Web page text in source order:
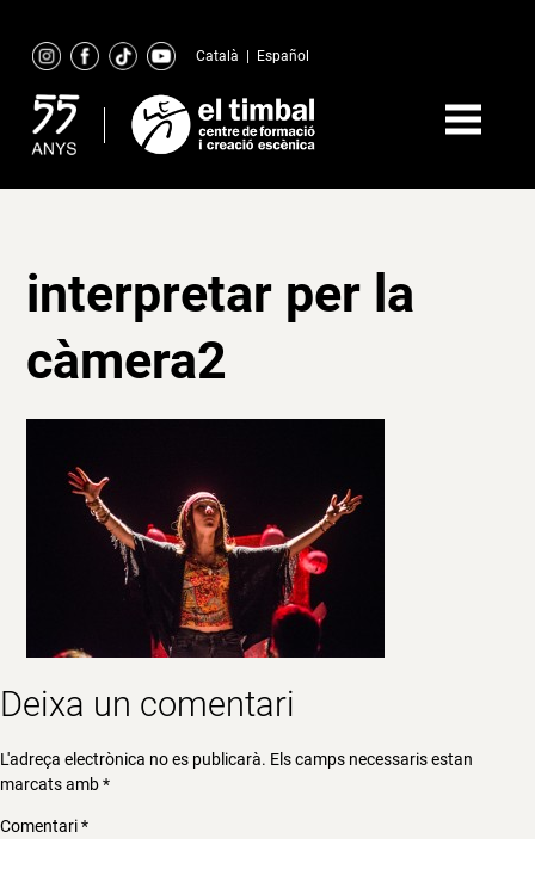
content
Català Español
interpretar per la
càmera2
Deixa un comentari
L'adreça electrònica no es publicarà. Els camps necessaris estan
marcats amb*
Comentari*